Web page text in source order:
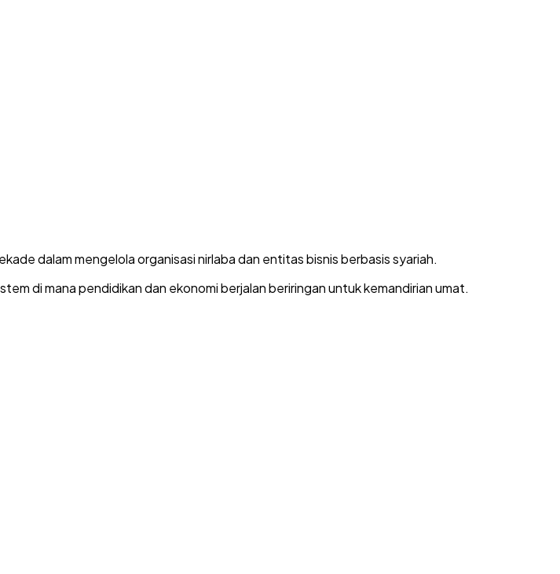
dalam mengelola organisasi nirlaba dan entitas bisnis berbasis syariah.
di mana pendidikan dan ekonomi berjalan beriringan untuk kemandirian umat.